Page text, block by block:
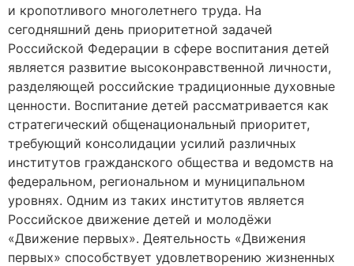
и кропотливого многолетнего труда. На
сегодняшний день приоритетной задачей
Российской Федерации в сфере воспитания детей
является развитие высоконравственной личности,
разделяющей российские традиционные духовные
ценности. Воспитание детей рассматривается как
стратегический общенациональный приоритет,
требующий консолидации усилий различных
институтов гражданского общества и ведомств на
федеральном, региональном и муниципальном
уровнях. Одним из таких институтов является
Российское движение детей и молодёжи
«Движение первых». Деятельность «Движения
первых» способствует удовлетворению жизненных